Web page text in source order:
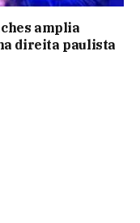
amplia
direita paulista